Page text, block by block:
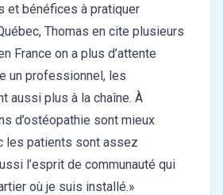
et bénéfices à pratiquer
Thomas en cite plusieurs
France on a plus d’attente
un professionnel, les
aussi plus à la chaîne. À
d’ostéopathie sont mieux
les patients sont assez
l’esprit de communauté qui
où je suis installé.»